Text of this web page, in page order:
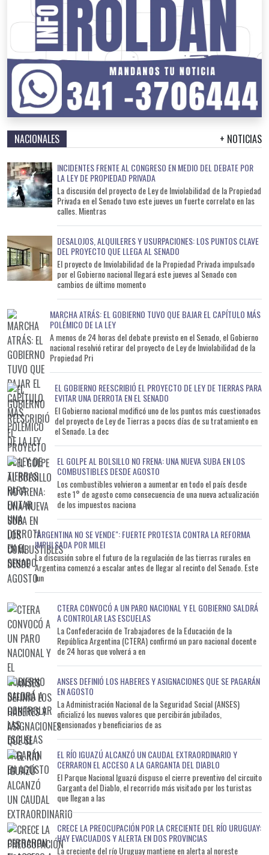
NACIONALES + NOTICIAS
INCIDENTES FRENTE AL CONGRESO EN MEDIO DEL DEBATE POR
LA LEY DE PROPIEDAD PRIVADA
La discusión del proyecto de Ley de Inviolabilidad de la Propiedad
Privada en el Senado tuvo este jueves un fuerte correlato en las
calles. Mientras
DESALOJOS, ALQUILERES Y USURPACIONES: LOS PUNTOS CLAVE
DEL PROYECTO QUE LLEGA AL SENADO
El proyecto de Inviolabilidad de la Propiedad Privada impulsado
por el Gobierno nacional llegará este jueves al Senado con
cambios de último momento
MARCHA ATRÁS: EL GOBIERNO TUVO QUE BAJAR EL CAPÍTULO MÁS
POLÉMICO DE LA LEY
A menos de 24 horas del debate previsto en el Senado, el Gobierno
nacional resolvió retirar del proyecto de Ley de Inviolabilidad de la
Propiedad Pri
EL GOBIERNO REESCRIBIÓ EL PROYECTO DE LEY DE TIERRAS PARA
EVITAR UNA DERROTA EN EL SENADO
El Gobierno nacional modificó uno de los puntos más cuestionados
del proyecto de Ley de Tierras a pocos días de su tratamiento en
el Senado. La dec
EL GOLPE AL BOLSILLO NO FRENA: UNA NUEVA SUBA EN LOS
COMBUSTIBLES DESDE AGOSTO
Los combustibles volvieron a aumentar en todo el país desde
este 1° de agosto como consecuencia de una nueva actualización
de los impuestos naciona
"ARGENTINA NO SE VENDE": FUERTE PROTESTA CONTRA LA REFORMA
IMPULSADA POR MILEI
La discusión sobre el futuro de la regulación de las tierras rurales en
Argentina comenzó a escalar antes de llegar al recinto del Senado. Este
lun
CTERA CONVOCÓ A UN PARO NACIONAL Y EL GOBIERNO SALDRÁ
A CONTROLAR LAS ESCUELAS
La Confederación de Trabajadores de la Educación de la
República Argentina (CTERA) confirmó un paro nacional docente
de 24 horas que volverá a en
ANSES DEFINIÓ LOS HABERES Y ASIGNACIONES QUE SE PAGARÁN
EN AGOSTO
La Administración Nacional de la Seguridad Social (ANSES)
oficializó los nuevos valores que percibirán jubilados,
pensionados y beneficiarios de as
EL RÍO IGUAZÚ ALCANZÓ UN CAUDAL EXTRAORDINARIO Y
CERRARON EL ACCESO A LA GARGANTA DEL DIABLO
El Parque Nacional Iguazú dispuso el cierre preventivo del circuito
Garganta del Diablo, el recorrido más visitado por los turistas
que llegan a las
CRECE LA PREOCUPACIÓN POR LA CRECIENTE DEL RÍO URUGUAY:
HAY EVACUADOS Y ALERTA EN DOS PROVINCIAS
La creciente del río Uruguay mantiene en alerta al noreste